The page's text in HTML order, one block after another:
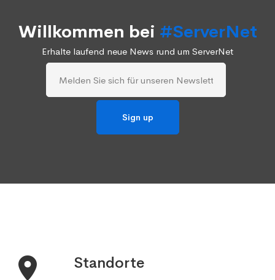
Willkommen bei #ServerNet
Erhalte laufend neue News rund um ServerNet
Standorte